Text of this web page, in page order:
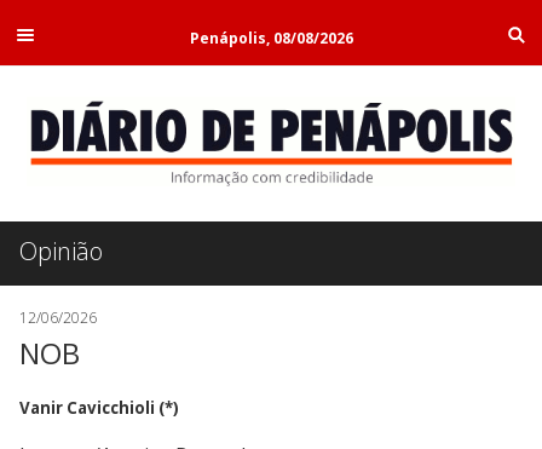
Penápolis, 08/08/2026
Opinião
12/06/2026
NOB
Vanir Cavicchioli (*)